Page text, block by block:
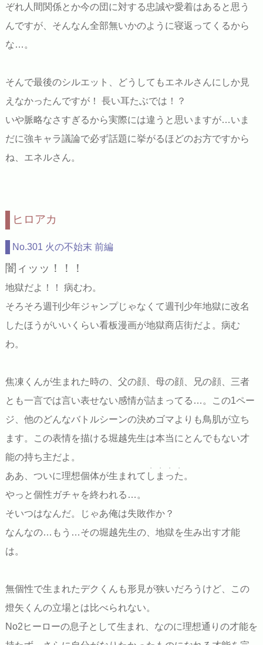
ぞれ人間関係とか今の団に対する忠誠や愛着はあると思う
んですが、そんなん全部無いかのように寝返ってくるから
な…。
そんで最後のシルエット、どうしてもエネルさんにしか見
えなかったんですが！ 長い耳たぶでは！？
いや脈略なさすぎるから実際には違うと思いますが…いま
だに強キャラ議論で必ず話題に挙がるほどのお方ですから
ね、エネルさん。
ヒロアカ
No.301 火の不始末 前編
闇ィッッ！！！
地獄だよ！！ 病むわ。
そろそろ週刊少年ジャンプじゃなくて週刊少年地獄に改名
したほうがいいくらい看板漫画が地獄商店街だよ。病む
わ。
焦凍くんが生まれた時の、父の顔、母の顔、兄の顔、三者
とも一言では言い表せない感情が詰まってる…。この1ペー
ジ、他のどんなバトルシーンの決めゴマよりも鳥肌が立ち
ます。この表情を描ける堀越先生は本当にとんでもない才
能の持ち主だよ。
ああ、ついに理想個体が生まれて しまった
・・・・
。
やっと個性ガチャを終われる…。
そいつはなんだ。じゃあ俺は失敗作か？
なんなの…もう…その堀越先生の、地獄を生み出す才能
は。
無個性で生まれたデクくんも形見が狭いだろうけど、この
燈矢くんの立場とは比べられない。
No2ヒーローの息子として生まれ、なのに理想通りの才能を